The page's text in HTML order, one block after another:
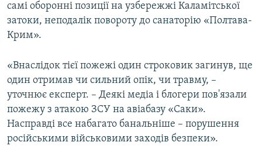
самі оборонні позиції на узбережжі Каламітської
затоки, неподалік повороту до санаторію «Полтава-
Крим».
«Внаслідок тієї пожежі один строковик загинув, ще
один отримав чи сильний опік, чи травму, –
уточнює експерт. – Деякі медіа і блогери пов'язали
пожежу з атакою ЗСУ на авіабазу «Саки».
Насправді все набагато банальніше – порушення
російськими військовими заходів безпеки».